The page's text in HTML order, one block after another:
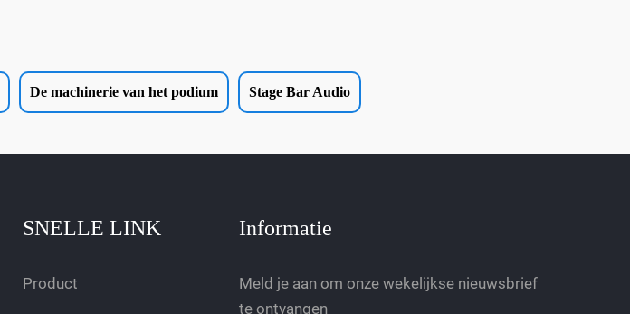
De machinerie van het podium Stage Bar Audio
SNELLE LINK
Product
Informatie
Meld je aan om onze wekelijkse nieuwsbrief
te ontvangen